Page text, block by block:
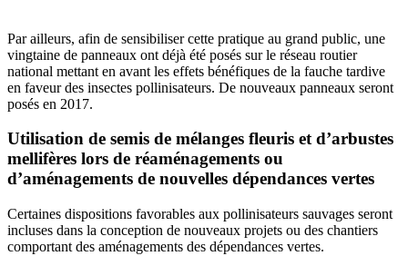
Par ailleurs, afin de sensibiliser cette pratique au grand public, une
vingtaine de panneaux ont déjà été posés sur le réseau routier
national mettant en avant les effets bénéfiques de la fauche tardive
en faveur des insectes pollinisateurs. De nouveaux panneaux seront
posés en 2017.
Utilisation de semis de mélanges fleuris et d’arbustes
mellifères lors de réaménagements ou
d’aménagements de nouvelles dépendances vertes
Certaines dispositions favorables aux pollinisateurs sauvages seront
incluses dans la conception de nouveaux projets ou des chantiers
comportant des aménagements des dépendances vertes.